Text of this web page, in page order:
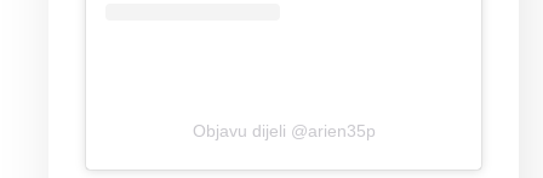
Objavu dijeli @arien35p